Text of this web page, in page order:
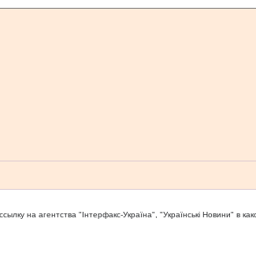
на агентства "Iнтерфакс-Україна", "Українськi Новини" в